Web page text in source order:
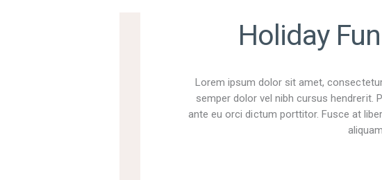
Holiday
Lorem ipsum dolor sit amet,
semper dolor vel nibh cursus hendrerit.
ante eu orci dictum porttitor. Fusce at